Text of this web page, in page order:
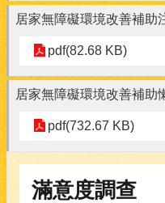
居家無障礙環境改善補助
pdf(82.68 KB)
居家無障礙環境改善補助
pdf(732.67 KB)
滿意度調查